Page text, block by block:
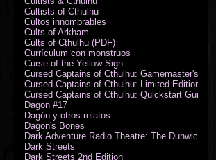
Cultists of Cthulhu
Cultos innombrables
Cults of Arkham
Cults of Cthulhu (PDF)
Currículum con monstruos
Curse of the Yellow Sign
Cursed Captains of Cthulhu: Gamemaster's
Cursed Captains of Cthulhu: Limited Edition
Cursed Captains of Cthulhu: Quickstart Guide
Dagon #17
Dagón y otros relatos
Dagon's Bones
Dark Adventure Radio Theatre: The Dunwich
Dark Streets
Dark Streets 2nd Edition